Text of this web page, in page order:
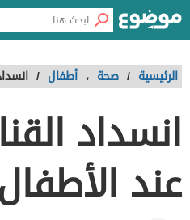
الرئيسية / صحة ، أطفال /
انسداد
عند الأطفال